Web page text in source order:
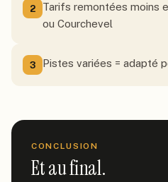
2
Tarifs remontées moins
ou Courchevel
3 Pistes variées = adapté
CONCLUSION
Et au final.